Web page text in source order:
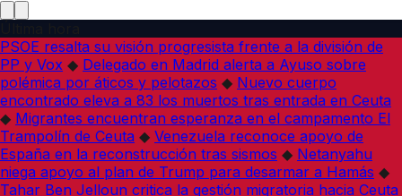
PSOE resalta su visión progresista frente a la división de
PP y Vox ◆ Delegado en Madrid alerta a Ayuso sobre
polémica por áticos y pelotazos ◆ Nuevo cuerpo
encontrado eleva a 83 los muertos tras entrada en Ceuta
◆ Migrantes encuentran esperanza en el campamento El
Trampolín de Ceuta ◆ Venezuela reconoce apoyo de
España en la reconstrucción tras sismos ◆ Netanyahu
niega apoyo al plan de Trump para desarmar a Hamás ◆
Tahar Ben Jelloun critica la gestión migratoria hacia Ceuta